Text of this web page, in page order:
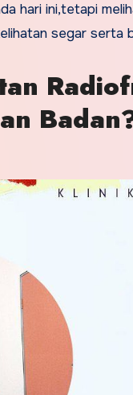
hari ini,tetapi
segar serta